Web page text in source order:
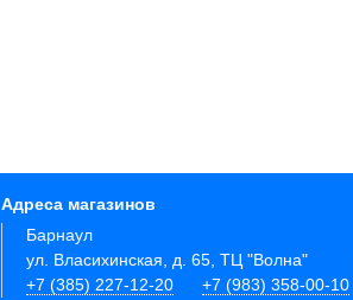
Адреса магазинов
Барнаул
ул. Власихинская, д. 65, ТЦ "Волна"
+7 (385) 227-12-20
+7 (983) 358-00-10